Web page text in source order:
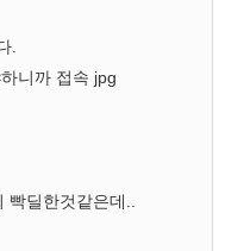
.
니까 접속 jpg
딜한것같은데..